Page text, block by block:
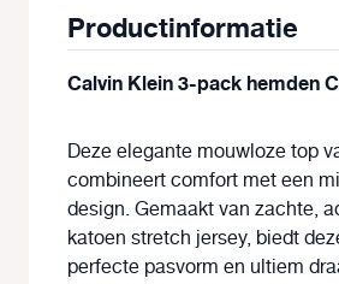
Productinformatie
Calvin Klein 3-pack hemden
Deze elegante mouwloze top
combineert comfort met een
design. Gemaakt van zachte,
katoen stretch jersey, biedt
perfecte pasvorm en ultiem